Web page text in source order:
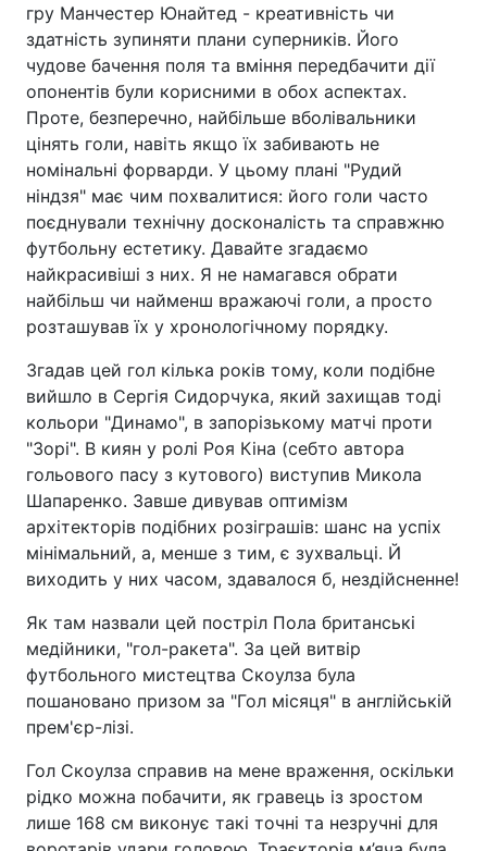
гру Манчестер Юнайтед - креативність чи
здатність зупиняти плани суперників. Його
чудове бачення поля та вміння передбачити дії
опонентів були корисними в обох аспектах.
Проте, безперечно, найбільше вболівальники
цінять голи, навіть якщо їх забивають не
номінальні форварди. У цьому плані "Рудий
ніндзя" має чим похвалитися: його голи часто
поєднували технічну досконалість та справжню
футбольну естетику. Давайте згадаємо
найкрасивіші з них. Я не намагався обрати
найбільш чи найменш вражаючі голи, а просто
розташував їх у хронологічному порядку.
Згадав цей гол кілька років тому, коли подібне
вийшло в Сергія Сидорчука, який захищав тоді
кольори "Динамо", в запорізькому матчі проти
"Зорі". В киян у ролі Роя Кіна (себто автора
гольового пасу з кутового) виступив Микола
Шапаренко. Завше дивував оптимізм
архітекторів подібних розіграшів: шанс на успіх
мінімальний, а, менше з тим, є зухвальці. Й
виходить у них часом, здавалося б, нездійсненне!
Як там назвали цей постріл Пола британські
медійники, "гол-ракета". За цей витвір
футбольного мистецтва Скоулза була
пошановано призом за "Гол місяця" в англійській
прем'єр-лізі.
Гол Скоулза справив на мене враження, оскільки
рідко можна побачити, як гравець із зростом
лише 168 см виконує такі точні та незручні для